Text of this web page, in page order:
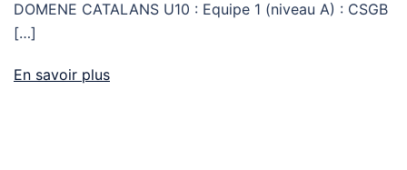
DOMENE CATALANS U10 : Equipe 1 (niveau A) : CSGB
[…]
En savoir plus